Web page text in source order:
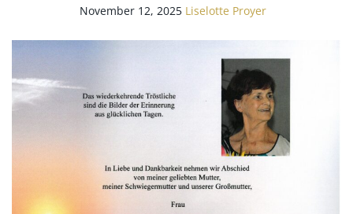
November 12, 2025 Liselotte Proyer